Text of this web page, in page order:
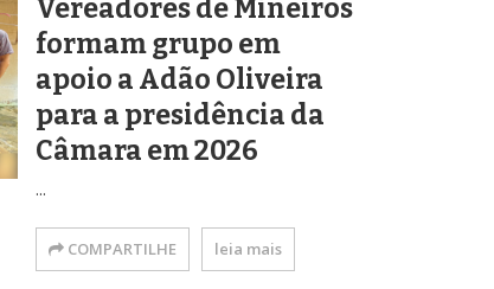
Vereadores de Mineiros
formam grupo em
apoio a Adão Oliveira
para a presidência da
Câmara em 2026
...
COMPARTILHE leia mais